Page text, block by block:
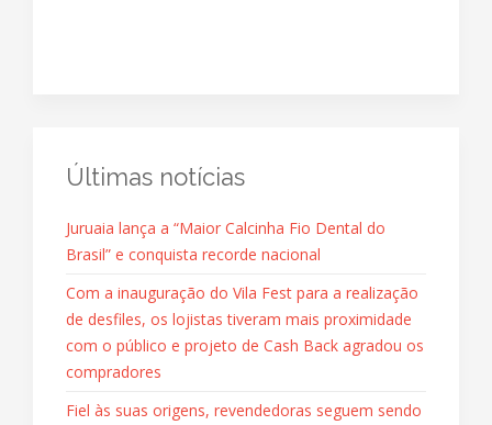
Últimas notícias
Juruaia lança a “Maior Calcinha Fio Dental do
Brasil” e conquista recorde nacional
Com a inauguração do Vila Fest para a realização
de desfiles, os lojistas tiveram mais proximidade
com o público e projeto de Cash Back agradou os
compradores
Fiel às suas origens, revendedoras seguem sendo